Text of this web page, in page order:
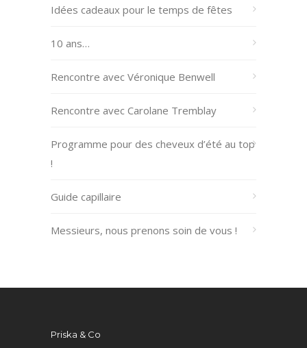
Idées cadeaux pour le temps de fêtes
10 ans…
Rencontre avec Véronique Benwell
Rencontre avec Carolane Tremblay
Programme pour des cheveux d’été au top
!
Guide capillaire
Messieurs, nous prenons soin de vous !
Priska & Co